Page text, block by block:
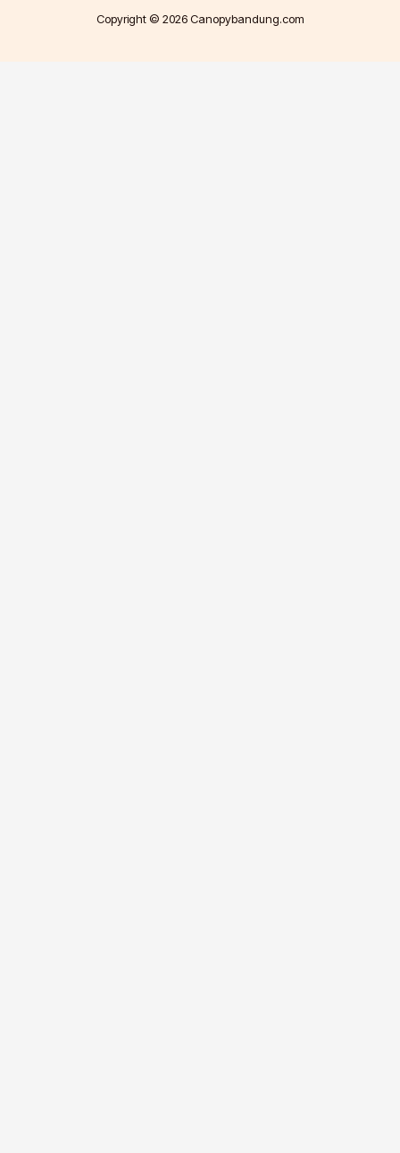
Copyright © 2026 Canopybandung.com